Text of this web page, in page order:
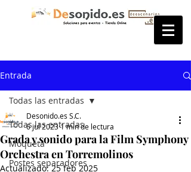
Entrada
Todas las entradas
Moqueta
Postes separadores
Todas las entradas
Grada y sonido para la Film Symphony
Orchestra en Torremolinos
Desonido.es S.C.
6 jul 20231 min de lectura
Actualizado:25 feb 2025